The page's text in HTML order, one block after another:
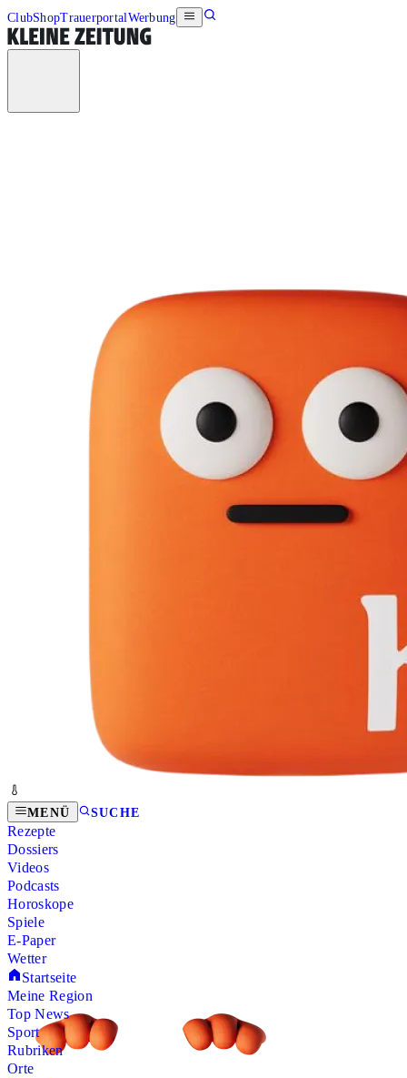
ClubShopTrauerportalWerbung
MENÜ SUCHE
Rezepte
Dossiers
Videos
Podcasts
Horoskope
Spiele
E-Paper
Wetter
Startseite
Meine Region
Top News
Sport
Rubriken
Orte